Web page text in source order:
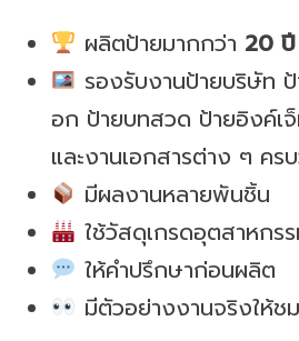
ผลิตป้ายมากกว่า 20 ปี
รองรับงานป้ายบริษัท
อก ป้ายบทสวด ป้ายอิงค์เ
และงานเอกสารต่าง ๆ คร
มีผลงานหลายพันชิ้น
ใช้วัสดุเกรดอุตสาหกร
ให้คำปรึกษาก่อนผลิต
มีตัวอย่างงานจริงให้ช